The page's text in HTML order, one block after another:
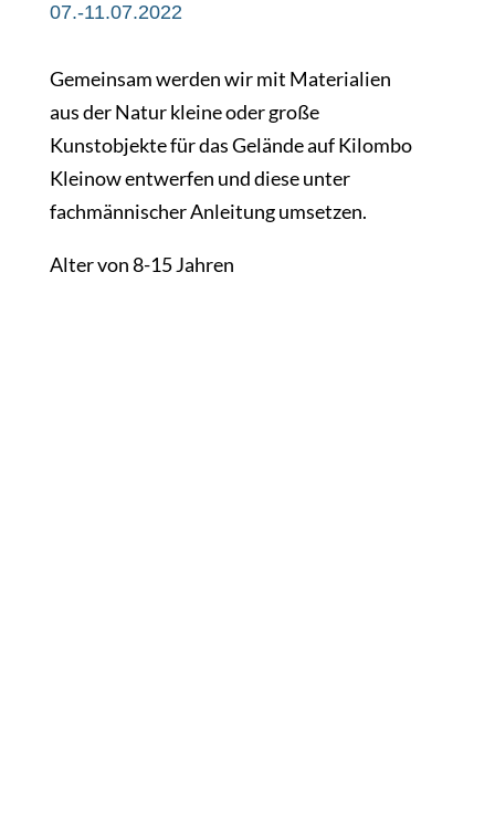
07.-11.07.2022
Gemeinsam werden wir mit Materialien
aus der Natur kleine oder große
Kunstobjekte für das Gelände auf Kilombo
Kleinow entwerfen und diese unter
fachmännischer Anleitung umsetzen.
Alter von 8-15 Jahren